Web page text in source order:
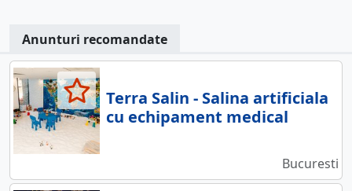
Anunturi recomandate
Terra Salin - Salina artificiala
cu echipament medical
Bucuresti